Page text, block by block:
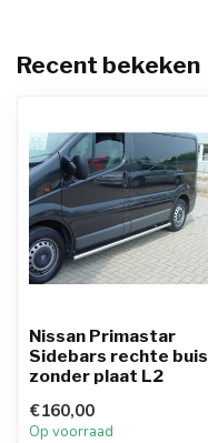
Recent bekeken
Nissan Primastar
Sidebars rechte buis
zonder plaat L2
€160,00
Op voorraad